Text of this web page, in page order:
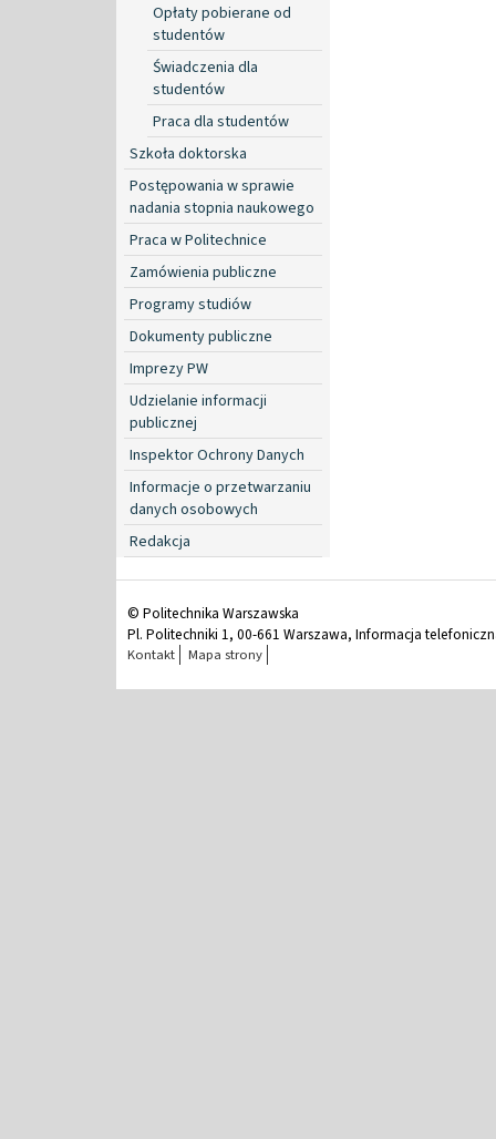
Opłaty pobierane od
studentów
Świadczenia dla
studentów
Praca dla studentów
Szkoła doktorska
Postępowania w sprawie
nadania stopnia naukowego
Praca w Politechnice
Zamówienia publiczne
Programy studiów
Dokumenty publiczne
Imprezy PW
Udzielanie informacji
publicznej
Inspektor Ochrony Danych
Informacje o przetwarzaniu
danych osobowych
Redakcja
© Politechnika Warszawska
Pl. Politechniki 1, 00-661 Warszawa, Informacja
Kontakt Mapa strony